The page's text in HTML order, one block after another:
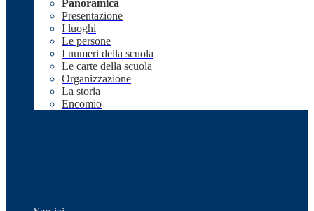
Panoramica
Presentazione
I luoghi
Le persone
I numeri della scuola
Le carte della scuola
Organizzazione
La storia
Encomio